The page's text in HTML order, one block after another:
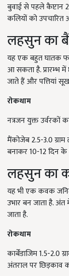
बुवाई से पहले कैप्टान 2-3
कलियों को उपचारित
लहसुन का
यह एक बहुत घातक
आ सकता है. प्रारम्भ
जाते हैं और पत्तियां
रोकथाम
नत्रजन युक्त उर्वरकों
मैंकोजेब 2.5-3.0 ग्राम
बनाकर 10-12 दिन
लहसुन का
यह भी एक कवक
उभार बन जाता है. अंत
जाता है.
रोकथाम
कार्बेंडाजिम 1.5-2.0
अंतराल पर छिड़काव